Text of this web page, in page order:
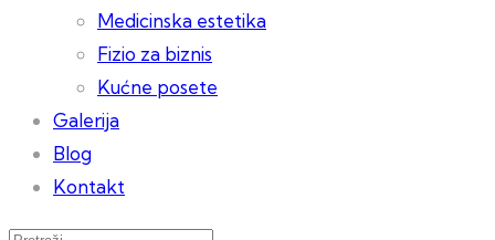
Medicinska estetika
Fizio za biznis
Kućne posete
Galerija
Blog
Kontakt